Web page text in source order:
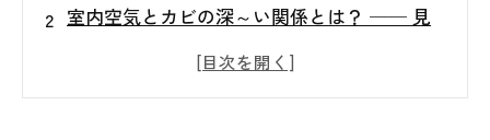
室内空気とカビの深～い関係とは？ ── 見
えない空気の中にひそむ「カビの胞子」のお